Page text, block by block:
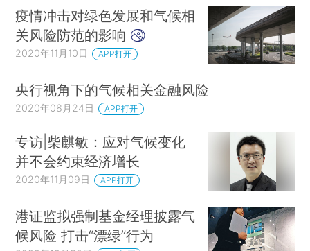
疫情冲击对绿色发展和气候相
关风险防范的影响
2020年11月10日 APP打开
央行视角下的气候相关金融风险
2020年08月24日 APP打开
专访|柴麒敏：应对气候变化
并不会约束经济增长
2020年11月09日 APP打开
港证监拟强制基金经理披露气
候风险 打击“漂绿”行为